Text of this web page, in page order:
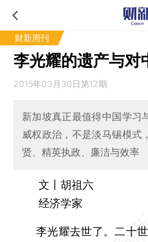
财新周刊
李光耀的遗产与对
2015年03月30日第12期
新加坡真正最值得中国学习
威权政治，不是淡马锡模式
贤、精英执政、廉洁与效率
文丨胡祖六
经济学家
李光耀去世了。二十世